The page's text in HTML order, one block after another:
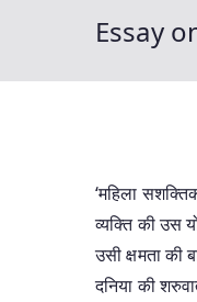
Essay
‘महिला
व्यक्ति की उस
उसी क्षमता की
दनिया की